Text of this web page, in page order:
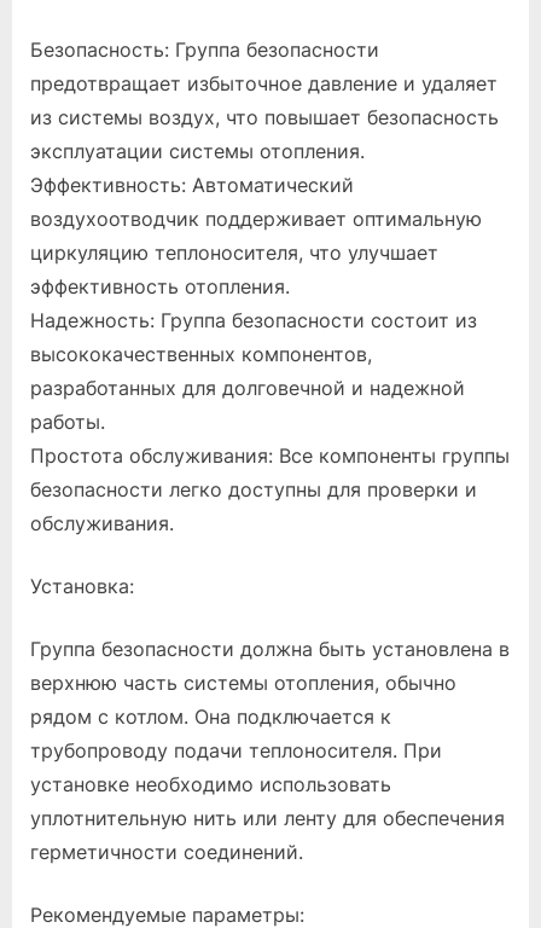
Безопасность: Группа безопасности
предотвращает избыточное давление и удаляет
из системы воздух, что повышает безопасность
эксплуатации системы отопления.
Эффективность: Автоматический
воздухоотводчик поддерживает оптимальную
циркуляцию теплоносителя, что улучшает
эффективность отопления.
Надежность: Группа безопасности состоит из
высококачественных компонентов,
разработанных для долговечной и надежной
работы.
Простота обслуживания: Все компоненты группы
безопасности легко доступны для проверки и
обслуживания.
Установка:
Группа безопасности должна быть установлена в
верхнюю часть системы отопления, обычно
рядом с котлом. Она подключается к
трубопроводу подачи теплоносителя. При
установке необходимо использовать
уплотнительную нить или ленту для обеспечения
герметичности соединений.
Рекомендуемые параметры: